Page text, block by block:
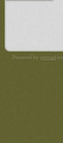
Powered by pronad/